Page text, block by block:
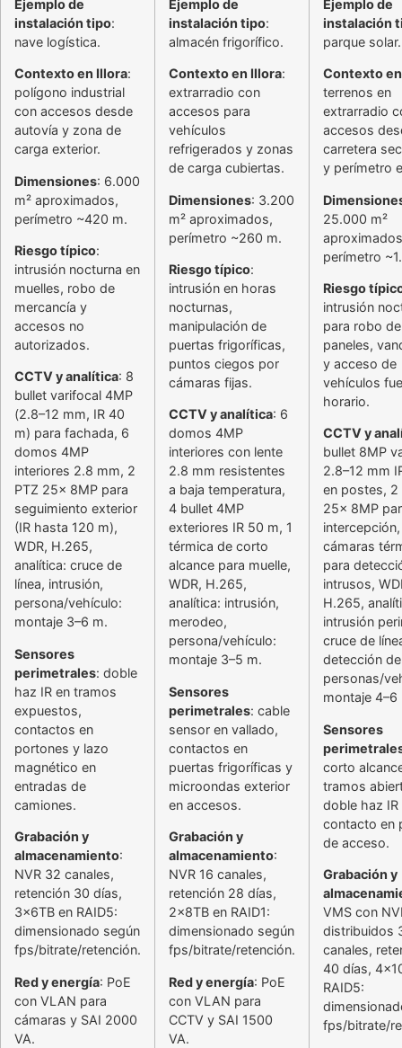
Ejemplo de
instalación tipo:
nave logística.
Contexto en Illora:
polígono industrial
con accesos desde
autovía y zona de
carga exterior.
Dimensiones: 6.000
m² aproximados,
perímetro ~420 m.
Riesgo típico:
intrusión nocturna en
muelles, robo de
mercancía y
accesos no
autorizados.
CCTV y analítica: 8
bullet varifocal 4MP
(2.8–12 mm, IR 40
m) para fachada, 6
domos 4MP
interiores 2.8 mm, 2
PTZ 25x 8MP para
seguimiento exterior
(IR hasta 120 m),
WDR, H.265,
analítica: cruce de
línea, intrusión,
persona/vehículo:
montaje 3–6 m.
Sensores
perimetrales: doble
haz IR en tramos
expuestos,
contactos en
portones y lazo
magnético en
entradas de
camiones.
Grabación y
almacenamiento:
NVR 32 canales,
retención 30 días,
3x6TB en RAID5:
dimensionado según
fps/bitrate/retención.
Red y energía: PoE
con VLAN para
cámaras y SAI 2000
VA.
Ejemplo de
instalación tipo:
almacén frigorífico.
Contexto en Illora:
extrarradio con
accesos para
vehículos
refrigerados y zonas
de carga cubiertas.
Dimensiones: 3.200
m² aproximados,
perímetro ~260 m.
Riesgo típico:
intrusión en horas
nocturnas,
manipulación de
puertas frigoríficas,
puntos ciegos por
cámaras fijas.
CCTV y analítica: 6
domos 4MP
interiores con lente
2.8 mm resistentes
a baja temperatura,
4 bullet 4MP
exteriores IR 50 m, 1
térmica de corto
alcance para muelle,
WDR, H.265,
analítica: intrusión,
merodeo,
persona/vehículo:
montaje 3–5 m.
Sensores
perimetrales: cable
sensor en vallado,
contactos en
puertas frigoríficas y
microondas exterior
en accesos.
Grabación y
almacenamiento:
NVR 16 canales,
retención 28 días,
2x8TB en RAID1:
dimensionado según
fps/bitrate/retención.
Red y energía: PoE
con VLAN para
CCTV y SAI 1500
VA.
Ejemplo de
instalación
parque solar.
Contexto
terrenos en
extrarradio
accesos
carretera
y perímetro
25.000 m²
perímetro
Riesgo
intrusión
para robo de
paneles,
y acceso de
vehículos
horario.
CCTV y
bullet 8MP
2.8–12 mm
en postes, 2
25x 8MP
cámaras
para
intrusos,
H.265,
intrusión
cruce de
detección de
personas/
montaje 4–6
Sensores
corto
tramos
doble haz IR
contacto en
de acceso.
Grabación y
VMS con
distribuidos
canales,
40 días,
RAID5:
fps/bitrate/